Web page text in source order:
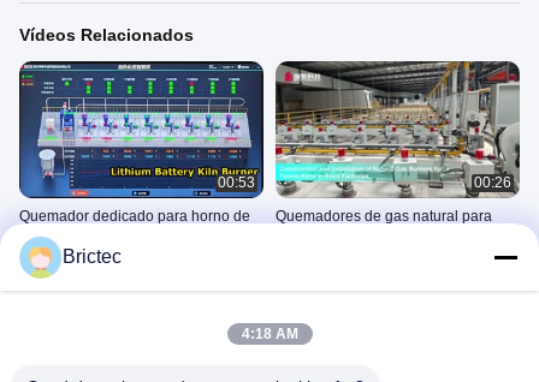
Vídeos Relacionados
00:53
Quemador dedicado para horno de
túnel del proyecto de calcinación de
baterías de litio entregado con éxito
Thermal Equipment
00:26
Quemadores de gas natural para
Brictec
4:18 AM